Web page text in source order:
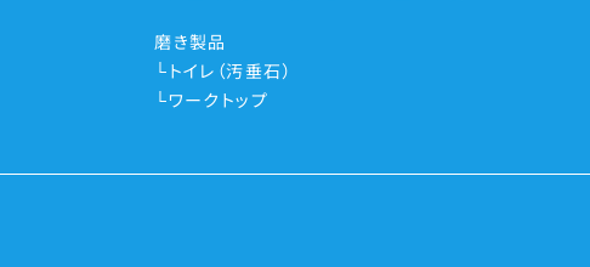
磨き製品
トイレ（汚垂石）
ワークトップ